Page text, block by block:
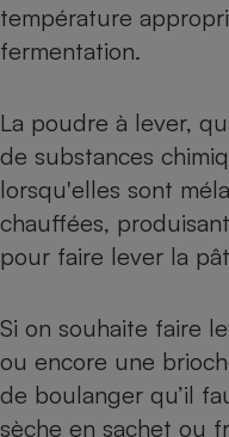
température
fermentation.
La poudre à lever,
de substances
lorsqu'elles sont
chauffées,
pour faire lever la
Si on souhaite faire
ou encore une
de boulanger qu’il
sèche en sachet ou